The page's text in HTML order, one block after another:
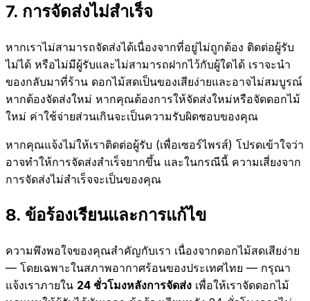
7. การจัดส่งไม่สำเร็จ
หากเราไม่สามารถจัดส่งได้เนื่องจากที่อยู่ไม่ถูกต้อง ติดต่อผู้รับ
ไม่ได้ หรือไม่มีผู้รับและไม่สามารถฝากไว้กับผู้ใดได้ เราจะนำ
ของกลับมาที่ร้าน ดอกไม้สดเป็นของเสียง่ายและอาจไม่สมบูรณ์
หากต้องจัดส่งใหม่ หากคุณต้องการให้จัดส่งใหม่หรือจัดดอกไม้
ใหม่ ค่าใช้จ่ายส่วนเกินจะเป็นความรับผิดชอบของคุณ
หากคุณแจ้งไม่ให้เราติดต่อผู้รับ (เพื่อเซอร์ไพรส์) โปรดเข้าใจว่า
อาจทำให้การจัดส่งสำเร็จยากขึ้น และในกรณีนี้ ความเสี่ยงจาก
การจัดส่งไม่สำเร็จจะเป็นของคุณ
8. ข้อร้องเรียนและการแก้ไข
ความพึงพอใจของคุณสำคัญกับเรา เนื่องจากดอกไม้สดเสียง่าย
— โดยเฉพาะในสภาพอากาศร้อนของประเทศไทย — กรุณา
แจ้งเราภายใน 24 ชั่วโมงหลังการจัดส่ง เพื่อให้เราจัดดอกไม้